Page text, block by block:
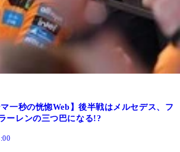
マ一秒の恍惚Web】後半戦はメルセデス、フ
ーレンの三つ巴になる!?